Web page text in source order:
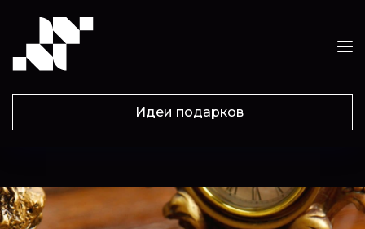
Идеи подарков